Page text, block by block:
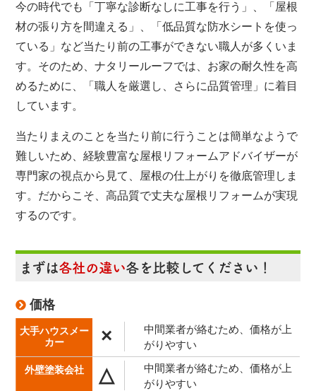
今の時代でも「丁寧な診断なしに工事を行う」、「屋根
材の張り方を間違える」、「低品質な防水シートを使っ
ている」など当たり前の工事ができない職人が多くいま
す。そのため、ナタリールーフでは、お家の耐久性を高
めるために、「職人を厳選し、さらに品質管理」に着目
しています。
当たりまえのことを当たり前に行うことは簡単なようで
難しいため、経験豊富な屋根リフォームアドバイザーが
専門家の視点から見て、屋根の仕上がりを徹底管理しま
す。だからこそ、高品質で丈夫な屋根リフォームが実現
するのです。
まずは各社の違い各を比較してください！
価格
×
中間業者が絡むため、価格が上
がりやすい
△
中間業者が絡むため、価格が上
がりやすい